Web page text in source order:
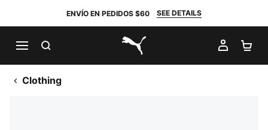
ENVÍO EN PEDIDOS $60 SEE DETAILS
PUMA.com
MI
Clothing